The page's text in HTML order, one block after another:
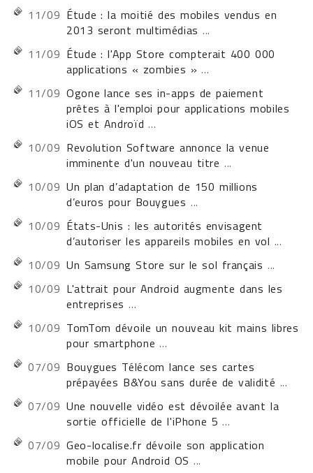
11/09 Étude : la moitié des mobiles vendus en
2013 seront multimédias ...
11/09 Étude : l'App Store compterait 400 000
applications « zombies » ...
11/09 Ogone lance ses in-apps de paiement
prêtes à l'emploi pour applications mobiles
iOS et Androïd ...
10/09 Revolution Software annonce la venue
imminente d'un nouveau titre ...
10/09 Un plan d’adaptation de 150 millions
d’euros pour Bouygues ...
10/09 États-Unis : les autorités envisagent
d’autoriser les appareils mobiles en vol ...
10/09 Un Samsung Store sur le sol français ...
10/09 L'attrait pour Android augmente dans les
entreprises...
10/09 TomTom dévoile un nouveau kit mains libres
pour smartphone ...
07/09 Bouygues Télécom lance ses cartes
prépayées B&You sans durée de validité ...
07/09 Une nouvelle vidéo est dévoilée avant la
sortie officielle de l'iPhone 5 ...
07/09 Geo-localise.fr dévoile son application
mobile pour Android OS ...